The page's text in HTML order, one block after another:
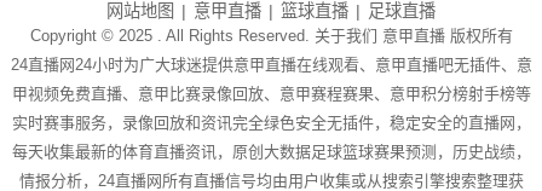
网站地图 意甲直播 篮球直播 足球直播
Copyright © 2025 . All Rights Reserved. 关于我们 意甲直播版权所有
24直播网24小时为广大球迷提供意甲直播在线观看、意甲直播吧无插件、意
甲视频免费直播、意甲比赛录像回放、意甲赛程赛果、意甲积分榜射手榜等
实时赛事服务，录像回放和资讯完全绿色安全无插件，稳定安全的直播网，
每天收集最新的体育直播资讯，原创大数据足球篮球赛果预测，历史战绩，
情报分析，24直播网所有直播信号均由用户收集或从搜索引擎搜索整理获